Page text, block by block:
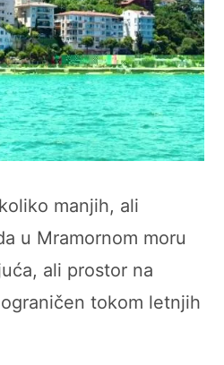
manjih, ali
u Mramornom moru
ali prostor na
tokom letnjih